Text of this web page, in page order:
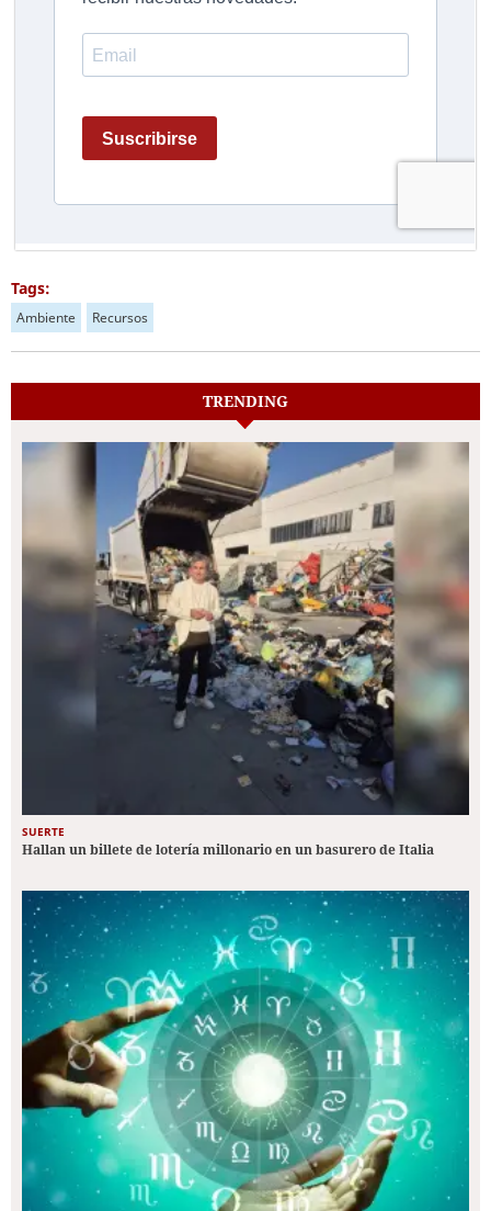
Tags:
Ambiente Recursos
TRENDING
SUERTE
Hallan un billete de lotería millonario en un basurero de Italia